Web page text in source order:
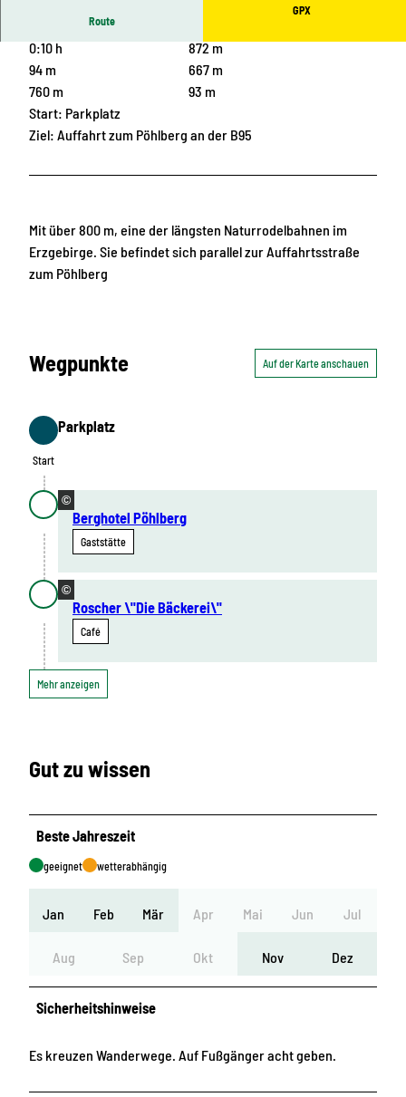
Route
GPX
0:10 h
872 m
94 m
667 m
760 m
93 m
Start: Parkplatz
Ziel: Auffahrt zum Pöhlberg an der B95
Mit über 800 m, eine der längsten Naturrodelbahnen im
Erzgebirge. Sie befindet sich parallel zur Auffahrtsstraße
zum Pöhlberg
Wegpunkte Auf der Karte anschauen
Start
Start
Parkplatz
©
Berghotel Pöhlberg
Gaststätte
©
Roscher \"Die Bäckerei\"
Café
Mehr anzeigen
Gut zu wissen
Beste Jahreszeit
geeignet wetterabhängig
Jan Feb Mär Apr Mai Jun Jul
Aug Sep Okt Nov Dez
Sicherheitshinweise
Es kreuzen Wanderwege. Auf Fußgänger acht geben.